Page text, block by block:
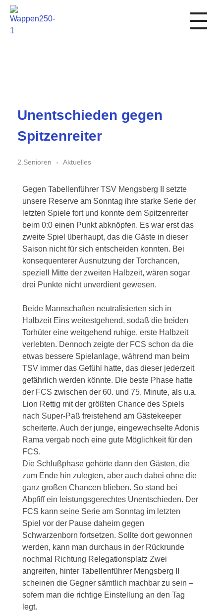
Unentschieden gegen
Spitzenreiter
2.Senioren Aktuelles
Gegen Tabellenführer TSV Mengsberg II setzte
unsere Reserve am Sonntag ihre starke Serie der
letzten Spiele fort und konnte dem Spitzenreiter
beim 0:0 einen Punkt abknöpfen. Es war erst das
zweite Spiel überhaupt, das die Gäste in dieser
Saison nicht für sich entscheiden konnten. Bei
konsequenterer Ausnutzung der Torchancen,
speziell Mitte der zweiten Halbzeit, wären sogar
drei Punkte nicht unverdient gewesen.
Beide Mannschaften neutralisierten sich in
Halbzeit Eins weitestgehend, sodaß die beiden
Torhüter eine weitgehend ruhige, erste Halbzeit
verlebten. Dennoch zeigte der FCS schon da die
etwas bessere Spielanlage, während man beim
TSV immer das Gefühl hatte, das dieser jederzeit
gefährlich werden könnte. Die beste Phase hatte
der FCS zwischen der 60. und 75. Minute, als u.a.
Lion Rettig mit der größten Chance des Spiels
nach Super-Paß freistehend am Gästekeeper
scheiterte. Auch der junge, eingewechselte Adonis
Rama vergab noch eine gute Möglichkeit für den
FCS.
Die Schlußphase gehörte dann den Gästen, die
zum Ende hin zulegten, aber auch dabei ohne die
ganz großen Chancen blieben. So stand bei
Abpfiff ein leistungsgerechtes Unentschieden. Der
FCS kann seine Serie am Sonntag im letzten
Spiel vor der Pause daheim gegen
Schwarzenborn fortsetzen. Sollte dort gewonnen
werden, kann man durchaus in der Rückrunde
nochmal Richtung Relegationsplatz Zwei
angreifen, hinter Tabellenführer Mengsberg II
scheinen die Gegner sämtlich machbar zu sein –
sofern man die richtige Einstellung an den Tag
legt.